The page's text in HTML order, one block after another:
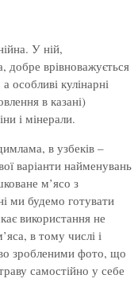
У ній,
добре врівноважується
особливі кулінарні
в казані)
і мінерали.
в узбеків –
варіанти найменувань
м’ясо з
ми будемо готувати
використання не
в тому числі і
зробленими фото, що
самостійно у себе